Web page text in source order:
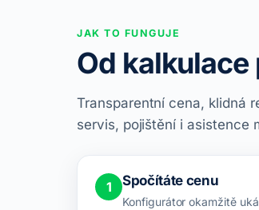
JAK TO FUNGUJE
Od
Transparentní cena, klidná
servis, pojištění i asistence
1 Spočítáte cenu
Konfigurátor okamžitě